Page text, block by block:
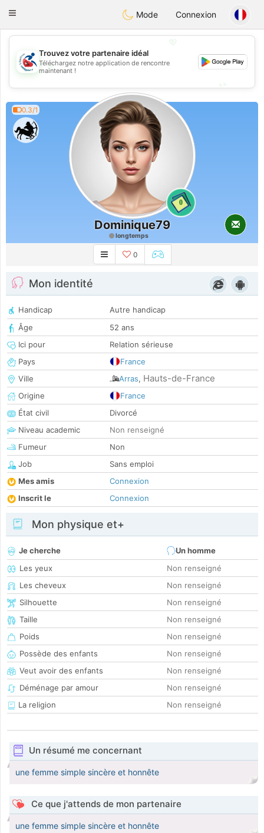
Handi Space
Toggle
Mode Connexion
💖
💕
Trouvez votre partenaire idéal
Téléchargez notre application de rencontre
maintenant !
0.3/1
0
Dominique79
longtemps
0
Mon identité
Handicap
Autre handicap
Âge
52 ans
Ici pour
Relation sérieuse
Pays
France
Ville
Arras, Hauts-de-France
Origine
France
État civil
Divorcé
Niveau academic
Non renseigné
Fumeur
Non
Job
Sans emploi
Mes amis
Connexion
Inscrit le
Connexion
Mon physique et+
Je cherche
Un homme
Les yeux
Non renseigné
Les cheveux
Non renseigné
Silhouette
Non renseigné
Taille
Non renseigné
Poids
Non renseigné
Possède des enfants
Non renseigné
Veut avoir des enfants
Non renseigné
Déménage par amour
Non renseigné
La religion
Non renseigné
Un résumé me concernant
une femme simple sincère et honnête
Ce que j'attends de mon partenaire
une femme simple sincère et honnête